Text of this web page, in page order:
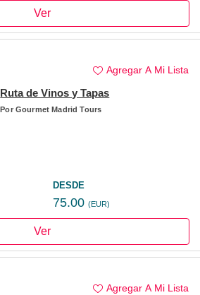
Ver
Agregar A Mi Lista
Ruta de Vinos y Tapas
PorGourmet Madrid Tours
DESDE
75.00 (EUR)
Ver
Agregar A Mi Lista